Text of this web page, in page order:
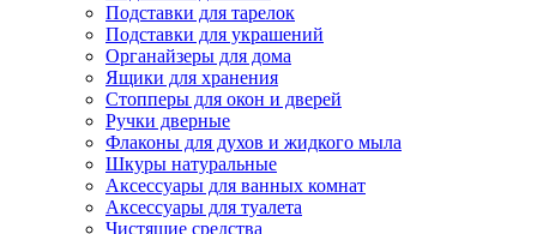
Подставки для тарелок
Подставки для украшений
Органайзеры для дома
Ящики для хранения
Стопперы для окон и дверей
Ручки дверные
Флаконы для духов и жидкого мыла
Шкуры натуральные
Аксессуары для ванных комнат
Аксессуары для туалета
Чистящие средства